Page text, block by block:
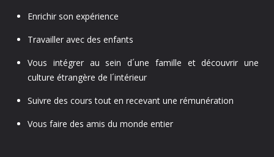
Enrichir son expérience
Travailler avec des enfants
Vous intégrer au sein d´une famille et découvrir une
culture étrangère de l´intérieur
Suivre des cours tout en recevant une rémunération
Vous faire des amis du monde entier